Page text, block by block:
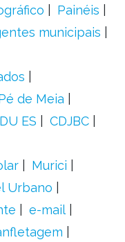
Painéis
municipais
de Meia
ES
CDJBC
Murici
Urbano
e-mail